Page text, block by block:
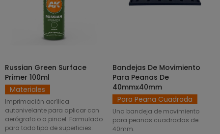
AÑADIR AL CARRITO
Russian Green Surface
Primer 100ml
Materiales
Imprimación acrílica
autonivelante para aplicar con
aerógrafo o a pincel. Formulado
para todo tipo de superficies.
SELECCIONAR OPCIONES
Bandejas De Movimiento
Para Peanas De
40mmx40mm
Para Peana Cuadrada
Una bandeja de movimiento
para peanas cuadradas de
40mm.